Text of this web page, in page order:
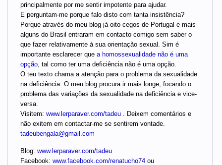
principalmente por me sentir impotente para ajudar.
E perguntam-me porque falo disto com tanta insistência?
Porque através do meu blog já oito cegos de Portugal e mais
alguns do Brasil entraram em contacto comigo sem saber o
que fazer relativamente à sua orientação sexual. Sim é
importante esclarecer que a homossexualidade não é uma
opção , tal como ter uma deficiência não é uma opção.
O teu texto chama a atenção para o problema da sexualidade
na deficiência. O meu blog procura ir mais longe, focando o
problema das variações da sexualidade na deficiência e vice-
versa.
Visitem: www.lerparaver.com/tadeu . Deixem comentários e
não exitem em contactar-me se sentirem vontade.
tadeubengala@gmail.com
Blog: www.lerparaver.com/tadeu
Facebook: www.facebook.com/renatucho74 ou